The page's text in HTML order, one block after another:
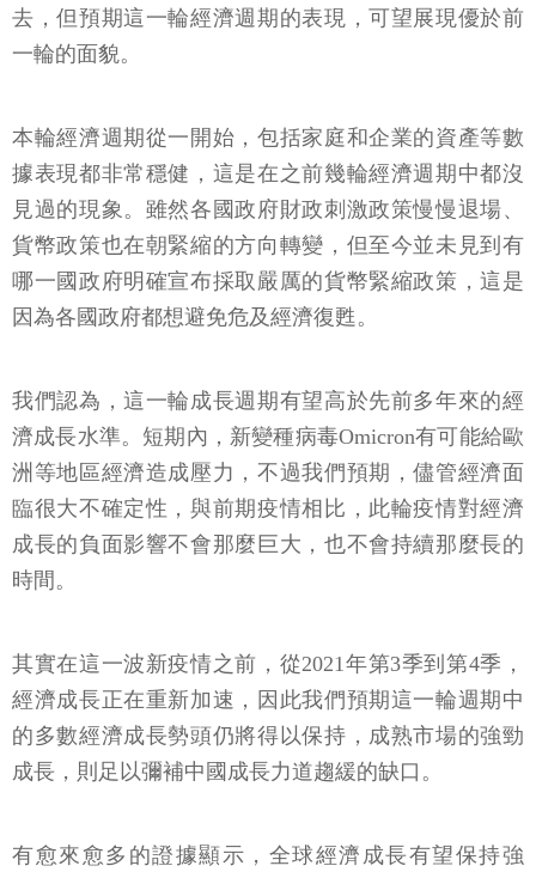
去，但預期這一輪經濟週期的表現，可望展現優於前
一輪的面貌。
本輪經濟週期從一開始，包括家庭和企業的資產等數
據表現都非常穩健，這是在之前幾輪經濟週期中都沒
見過的現象。雖然各國政府財政刺激政策慢慢退場、
貨幣政策也在朝緊縮的方向轉變，但至今並未見到有
哪一國政府明確宣布採取嚴厲的貨幣緊縮政策，這是
因為各國政府都想避免危及經濟復甦。
我們認為，這一輪成長週期有望高於先前多年來的經
濟成長水準。短期內，新變種病毒Omicron有可能給歐
洲等地區經濟造成壓力，不過我們預期，儘管經濟面
臨很大不確定性，與前期疫情相比，此輪疫情對經濟
成長的負面影響不會那麼巨大，也不會持續那麼長的
時間。
其實在這一波新疫情之前，從2021年第3季到第4季，
經濟成長正在重新加速，因此我們預期這一輪週期中
的多數經濟成長勢頭仍將得以保持，成熟市場的強勁
成長，則足以彌補中國成長力道趨緩的缺口。
有愈來愈多的證據顯示，全球經濟成長有望保持強